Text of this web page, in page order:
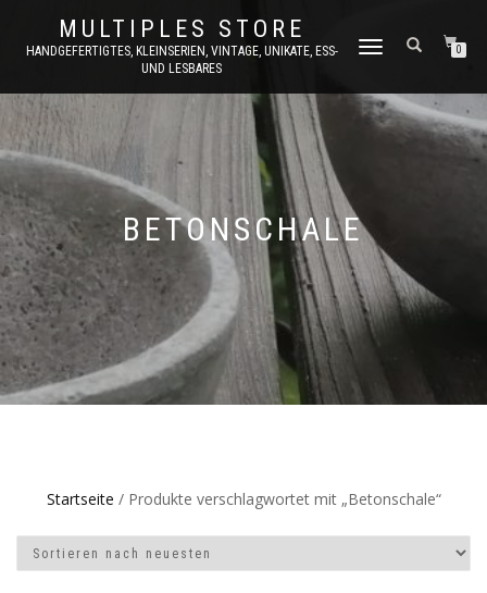
MULTIPLES STORE
HANDGEFERTIGTES, KLEINSERIEN, VINTAGE, UNIKATE, ESS-
UND LESBARES
NAVIGATION
0
BETONSCHALE
Startseite / Produkte verschlagwortet mit „Betonschale“